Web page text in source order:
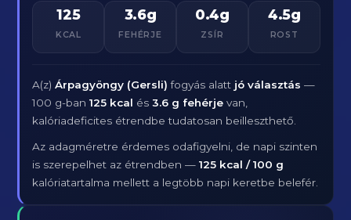
125
KCAL
3.6g
FEHÉRJE
0.4g
ZSÍR
4.5g
ROST
A(z)Árpagyöngy (Gersli) fogyás alatt jó választás —
100 g-ban125 kcal és3.6 g fehérje van,
kalóriadeficites étrendbe tudatosan beilleszthető.
Az adagméretre érdemes odafigyelni, de napi szinten
is szerepelhet az étrendben —125 kcal / 100 g
kalóriatartalma mellett a legtöbb napi keretbe belefér.